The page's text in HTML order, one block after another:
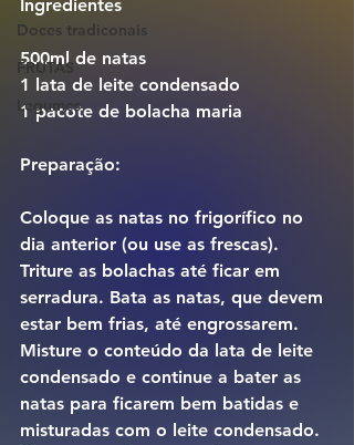
Doces tradiconais
FRUTAS
Legumes
Ingredientes
500ml de natas
1 lata de leite condensado
1 pacote de bolacha maria
Preparação:
Coloque as natas no frigorífico no
dia anterior (ou use as frescas).
Triture as bolachas até ficar em
serradura. Bata as natas, que devem
estar bem frias, até engrossarem.
Misture o conteúdo da lata de leite
condensado e continue a bater as
natas para ficarem bem batidas e
misturadas com o leite condensado.